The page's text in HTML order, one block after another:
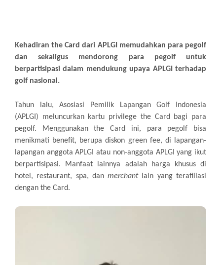
Kehadiran the Card dari APLGI memudahkan para pegolf
dan sekaligus mendorong para pegolf untuk
berpartisipasi dalam mendukung upaya APLGI terhadap
golf nasional.
Tahun lalu, Asosiasi Pemilik Lapangan Golf Indonesia
(APLGI) meluncurkan kartu privilege the Card bagi para
pegolf. Menggunakan the Card ini, para pegolf bisa
menikmati benefit, berupa diskon green fee, di lapangan-
lapangan anggota APLGI atau non-anggota APLGI yang ikut
berpartisipasi. Manfaat lainnya adalah harga khusus di
hotel, restaurant, spa, danmerchantlain yang terafiliasi
dengan the Card.